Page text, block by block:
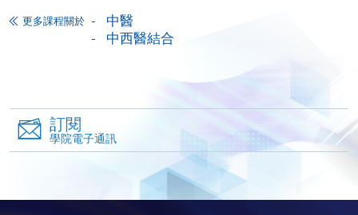
更多課程關於
中醫
中西醫結合
訂閱
學院電子通訊